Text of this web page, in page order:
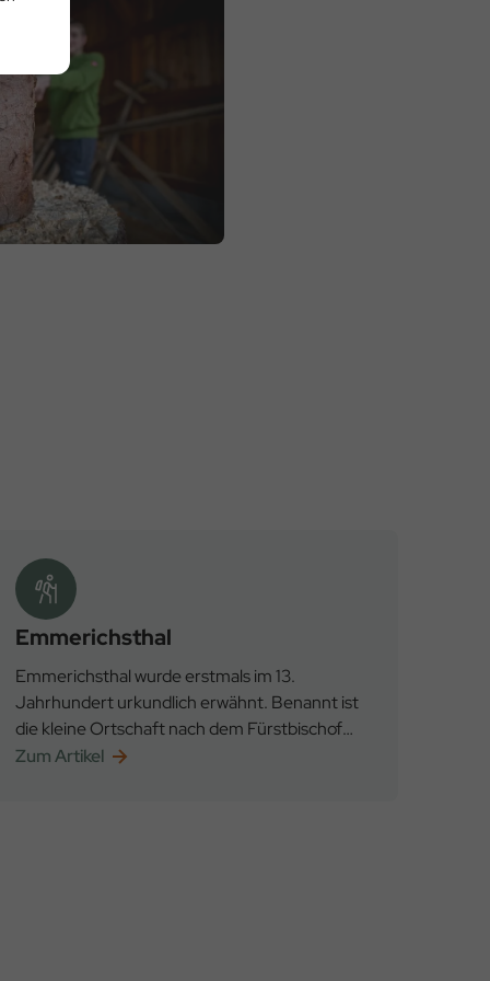
Emmerichsthal
Emmerichsthal wurde erstmals im 13.
Jahrhundert urkundlich erwähnt. Benannt ist
die kleine Ortschaft nach dem Fürstbischof
Emmerich von Breidbach.
Zum Artikel